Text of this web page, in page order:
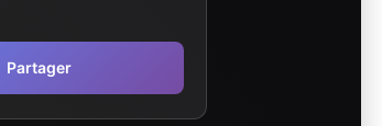
Partager